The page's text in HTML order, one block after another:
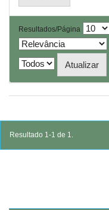
Resultados/Página
Resultado 1-1 de 1.